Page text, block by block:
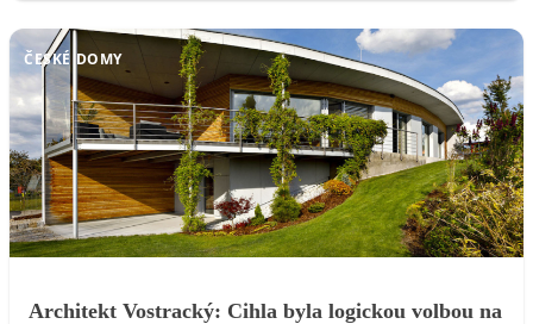
ČESKÉ DOMY
Architekt Vostracký: Cihla byla logickou volbou na